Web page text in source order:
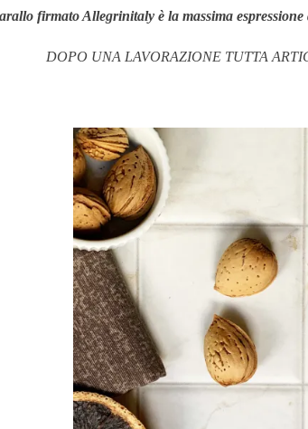
firmato Allegrinitaly è la massima
DOPO UNA LAVORAZIONE TUTTA